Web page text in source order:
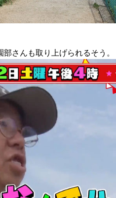
さんも取り上げられるそう。